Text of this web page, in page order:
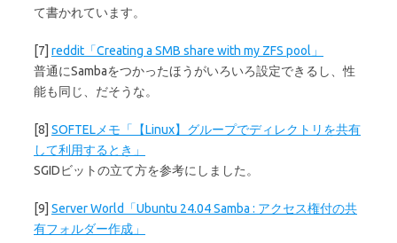
て書かれています。
[7] reddit「Creating a SMB share with my ZFS pool」
普通にSambaをつかったほうがいろいろ設定できるし、性
能も同じ、だそうな。
[8] SOFTELメモ「【Linux】グループでディレクトリを共有
して利用するとき」
SGIDビットの立て方を参考にしました。
[9] Server World「Ubuntu 24.04 Samba : アクセス権付の共
有フォルダー作成」